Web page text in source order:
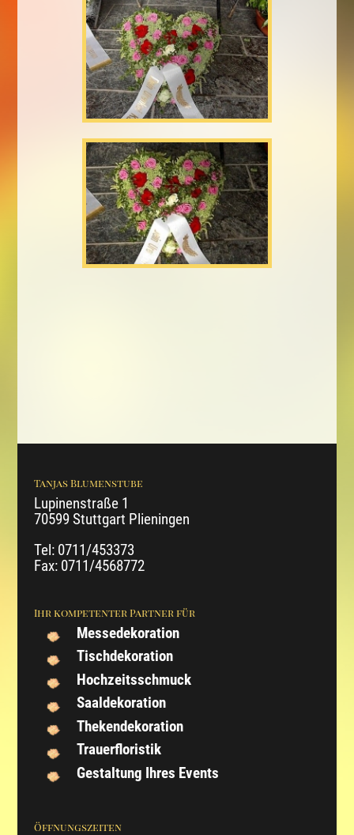
Tanjas Blumenstube
Lupinenstraße 1
70599 Stuttgart Plieningen
Tel: 0711/453373
Fax: 0711/4568772
Ihr kompetenter Partner für
Messedekoration
Tischdekoration
Hochzeitsschmuck
Saaldekoration
Thekendekoration
Trauerfloristik
Gestaltung Ihres Events
Öffnungszeiten